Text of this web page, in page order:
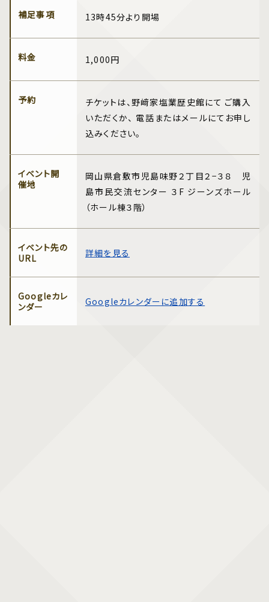
補足事項 13時45分より開場
料金 1,000円
予約
チケットは、野﨑家塩業歴史館にて ご購入
いただくか、 電話またはメールにてお申し
込みください。
イベント開
催地
岡山県倉敷市児島味野２丁目２−３８ 児
島市民交流センター ３F ジーンズホール
（ホール棟３階）
イベント先の
URL
詳細を見る
Googleカレ
ンダー
Googleカレンダーに追加する